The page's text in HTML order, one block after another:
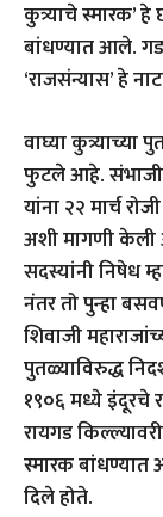
कुत्र्याचे स्मारक’
बांधण्यात आले.
‘राजसंन्यास’ हे
वाघ्या
फुटले आहे.
यांना २२ मार्च
अशी मागणी केली
सदस्यांनी निषेध
नंतर तो पुन्हा
शिवाजी
पुतळ्याविरुद्ध
१९०६ मध्ये इंदूरचे
रायगड
स्मारक बांधण्यात
दिले होते.